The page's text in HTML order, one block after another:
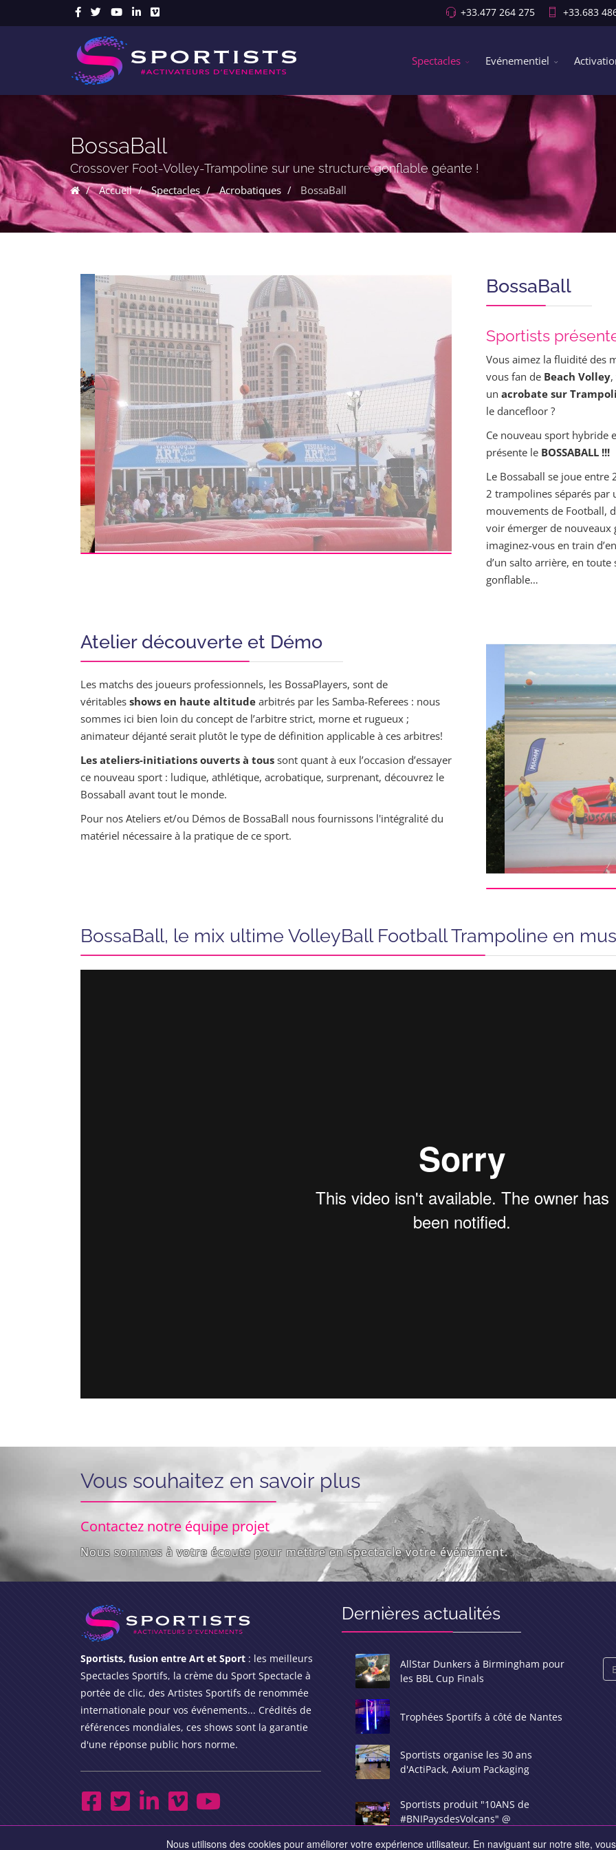
Nous utilisons des cookies pour améliorer votre expérience utilisateur. En naviguant sur notre site,
+33.477 264 275 +33.683
Spectacles Evénementiel
BossaBall
Crossover Foot-Volley-Trampoline sur une structure gonflable géante !
Accueil Spectacles Acrobatiques BossaBall
BossaBall
Sportists
Vous aimez la fluidité des
vous fan de Beach Volley
un acrobate sur
le dancefloor ?
Ce nouveau sport hybride
présente le BOSSABALL !!!
Le Bossaball se joue
2 trampolines séparés par
mouvements de Football,
voir émerger de nouveaux
imaginez-vous en train
d’un salto arrière, en
gonflable…
Atelier découverte et Démo
Les matchs des joueurs professionnels, les BossaPlayers, sont de
véritables shows en haute altitude arbitrés par les Samba-Referees : nous
sommes ici bien loin du concept de l’arbitre strict, morne et rugueux ;
animateur déjanté serait plutôt le type de définition applicable à ces arbitres!
Les ateliers-initiations ouverts à tous sont quant à eux l’occasion d’essayer
ce nouveau sport : ludique, athlétique, acrobatique, surprenant, découvrez le
Bossaball avant tout le monde.
Pour nos Ateliers et/ou Démos de BossaBall nous fournissons l'intégralité du
matériel nécessaire à la pratique de ce sport.
BossaBall, le mix ultime VolleyBall Football Trampoline en
Vous souhaitez en savoir plus
Contactez notre équipe projet
Nous sommes à votre écoute pour mettre en spectacle votre événement.
Sportists, fusion entre Art et Sport : les meilleurs
Spectacles Sportifs, la crème du Sport Spectacle à
portée de clic, des Artistes Sportifs de renommée
internationale pour vos événements... Crédités de
références mondiales, ces shows sont la garantie
d'une réponse public hors norme.
Dernières actualités
AllStar Dunkers à Birmingham pour
les BBL Cup Finals
Trophées Sportifs à côté de Nantes
Sportists organise les 30 ans
d'ActiPack, Axium Packaging
Sportists produit "10ANS de
#BNIPaysdesVolcans" @